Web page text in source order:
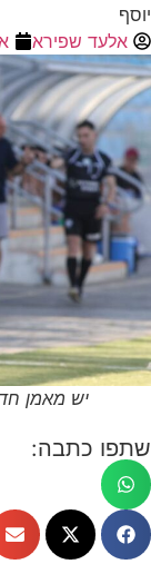
יוסף
אלעד שפירא
יש מאמן
שתפו כתבה: